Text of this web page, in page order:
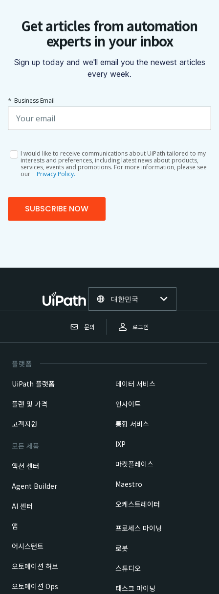
Get articles from automation
experts in your inbox
Sign up today and we'll email you the newest articles
every week.
* Business Email
I would like to receive communications about UiPath tailored to my
interests and preferences, including latest news about products,
services, events and promotions. For more information, please see
our
Privacy Policy.
SUBSCRIBE NOW
문의 로그인
대한민국
플랫폼
UiPath 플랫폼
플랜 및 가격
고객지원
모든 제품
액션 센터
Agent Builder
AI 센터
앱
어시스턴트
오토메이션 허브
오토메이션 Ops
데이터 서비스
인사이트
통합 서비스
IXP
마켓플레이스
Maestro
오케스트레이터
프로세스 마이닝
로봇
스튜디오
태스크 마이닝